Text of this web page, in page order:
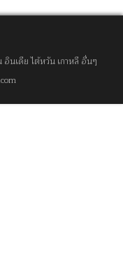
นเดีย ไต้หวัน เกาหลี อื่นๆ